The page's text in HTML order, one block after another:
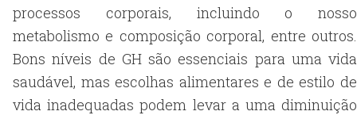
processos corporais, incluindo o nosso
metabolismo e composição corporal, entre outros.
Bons níveis de GH são essenciais para uma vida
saudável, mas escolhas alimentares e de estilo de
vida inadequadas podem levar a uma diminuição